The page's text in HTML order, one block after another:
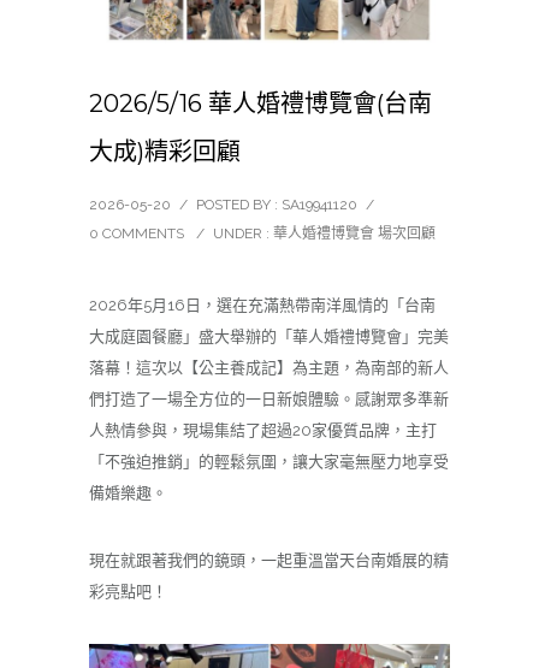
2026/5/16 華人婚禮博覽會(台南
大成)精彩回顧
2026-05-20 / POSTED BY : SA19941120 /
0 COMMENTS
/ UNDER : 華人婚禮博覽會 場次回顧
2026年5月16日，選在充滿熱帶南洋風情的「台南
大成庭園餐廳」盛大舉辦的「華人婚禮博覽會」完美
落幕！這次以【公主養成記】為主題，為南部的新人
們打造了一場全方位的一日新娘體驗。感謝眾多準新
人熱情參與，現場集結了超過20家優質品牌，主打
「不強迫推銷」的輕鬆氛圍，讓大家毫無壓力地享受
備婚樂趣。
現在就跟著我們的鏡頭，一起重溫當天台南婚展的精
彩亮點吧！